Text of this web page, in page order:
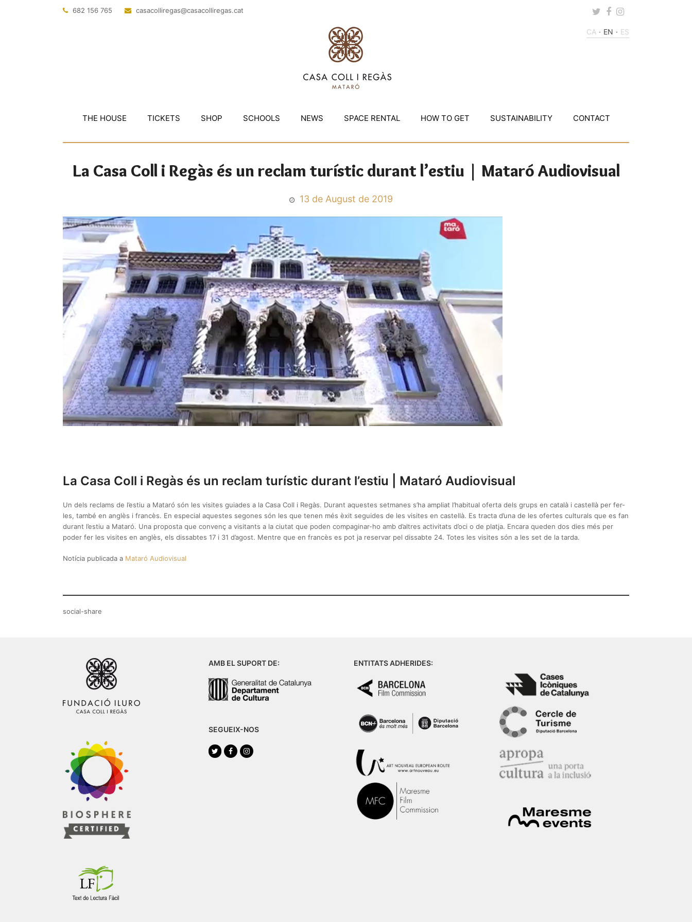
682 156 765 tac.sagerillocasac
@sagerillocasac Twitter
Facebook
Instagram
CA EN ES
THE HOUSE TICKETS SHOP SCHOOLS NEWS SPACE RENTAL HOW TO GET SUSTAINABILITY CONTACT
La Casa Coll i Regàs és un reclam turístic durant l’estiu | Mataró Audiovisual
13 de August de 2019
La Casa Coll i Regàs és un reclam turístic durant l’estiu | Mataró Audiovisual
Un dels reclams de l’estiu a Mataró són les visites guiades a la Casa Coll i Regàs. Durant aquestes setmanes s’ha ampliat l’habitual oferta dels grups en català i castellà per fer-
les, també en anglès i francès. En especial aquestes segones són les que tenen més èxit seguides de les visites en castellà. Es tracta d’una de les ofertes culturals que es fan
durant l’estiu a Mataró. Una proposta que convenç a visitants a la ciutat que poden compaginar-ho amb d’altres activitats d’oci o de platja. Encara queden dos dies més per
poder fer les visites en anglès, els dissabtes 17 i 31 d’agost. Mentre que en francès es pot ja reservar pel dissabte 24. Totes les visites són a les set de la tarda.
Notícia publicada a Mataró Audiovisual
social-share
AMB EL SUPORT DE:
SEGUEIX-NOS
TwitterFacebookInstagram
ENTITATS ADHERIDES: